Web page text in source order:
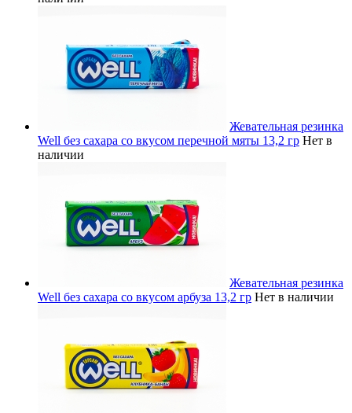
Жевательная резинка
Well без сахара со вкусом перечной мяты 13,2 гр Нет в
наличии
Жевательная резинка
Well без сахара со вкусом арбуза 13,2 гр Нет в наличии